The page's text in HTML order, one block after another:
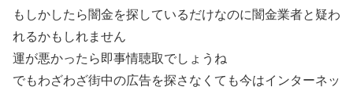
もしかしたら闇金を探しているだけなのに闇金業者と疑わ
れるかもしれません
運が悪かったら即事情聴取でしょうね
でもわざわざ街中の広告を探さなくても今はインターネッ